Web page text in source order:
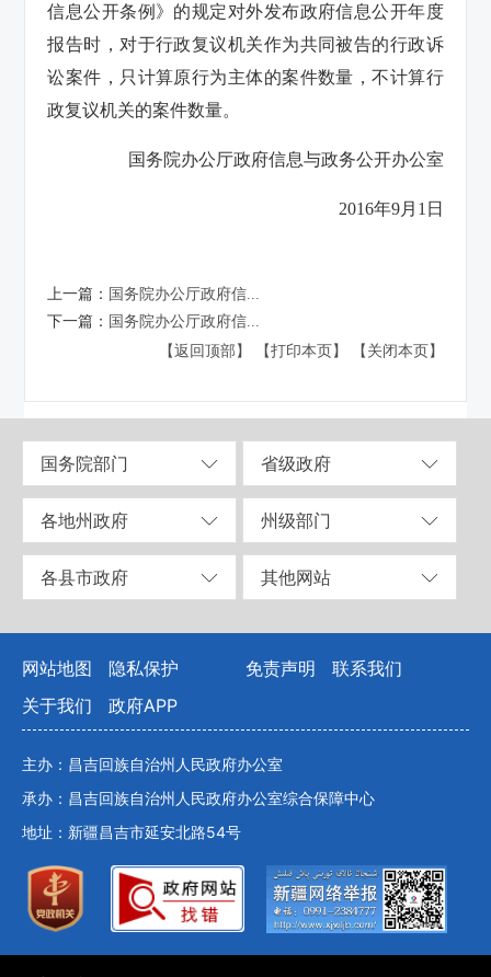
信息公开条例》的规定对外发布政府信息公开年度
报告时，对于行政复议机关作为共同被告的行政诉
讼案件，只计算原行为主体的案件数量，不计算行
政复议机关的案件数量。
国务院办公厅政府信息与政务公开办公室
2016年9月1日
上一篇： 国务院办公厅政府信...
下一篇： 国务院办公厅政府信...
【返回顶部】
【打印本页】 【关闭本页】
国务院部门 省级政府
各地州政府 州级部门
各县市政府 其他网站
网站地图 隐私保护 免责声明
联系我们
关于我们
政府APP
主办：昌吉回族自治州人民政府办公室
承办：昌吉回族自治州人民政府办公室综合保障中心
地址：新疆昌吉市延安北路54号